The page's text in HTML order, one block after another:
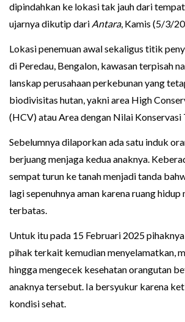
dipindahkan ke lokasi tak jauh dari
ujarnya dikutip dari Antara, Kamis (5/3/
Lokasi penemuan awal sekaligus titik
di Peredau, Bengalon, kawasan terpisah
lanskap perusahaan perkebunan yang
biodivisitas hutan, yakni area High
(HCV) atau Area dengan Nilai
Sebelumnya dilaporkan ada satu induk
berjuang menjaga kedua anaknya.
sempat turun ke tanah menjadi tanda
lagi sepenuhnya aman karena ruang hidup
terbatas.
Untuk itu pada 15 Februari 2025
pihak terkait kemudian menyelamatkan,
hingga mengecek kesehatan orangutan
anaknya tersebut. Ia bersyukur karena
kondisi sehat.